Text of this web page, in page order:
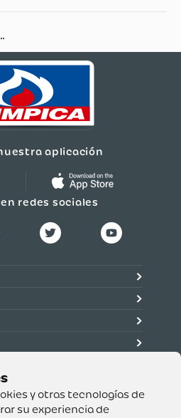
y otras tecnologías de
su experiencia de
aplicación
redes sociales